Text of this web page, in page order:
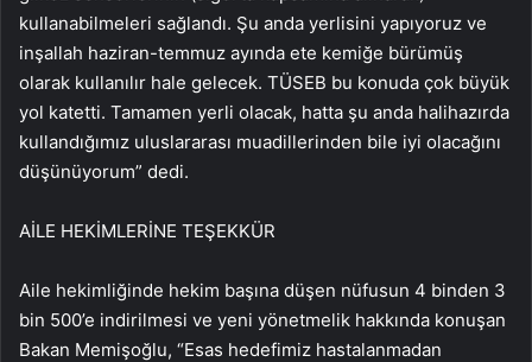
kullanabilmeleri sağlandı. Şu anda yerlisini yapıyoruz ve
inşallah haziran-temmuz ayında ete kemiğe bürümüş
olarak kullanılır hale gelecek. TÜSEB bu konuda çok büyük
yol katetti. Tamamen yerli olacak, hatta şu anda halihazırda
kullandığımız uluslararası muadillerinden bile iyi olacağını
düşünüyorum” dedi.
AİLE HEKİMLERİNE TEŞEKKÜR
Aile hekimliğinde hekim başına düşen nüfusun 4 binden 3
bin 500’e indirilmesi ve yeni yönetmelik hakkında konuşan
Bakan Memişoğlu, “Esas hedefimiz hastalanmadan